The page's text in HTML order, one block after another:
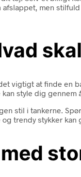
men
vigtigt at finde
style dig
stil i tankerne.
trendy stykker